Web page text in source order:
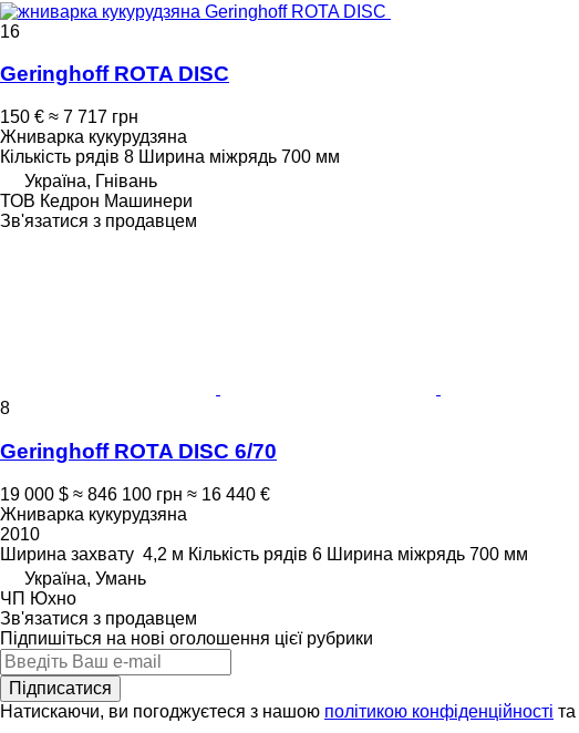
16
Geringhoff ROTA DISC
150 € ≈ 7 717 грн
Жниварка кукурудзяна
Кількість рядів 8 Ширина міжрядь 700 мм
Україна, Гнівань
ТОВ Кедрон Машинери
Зв'язатися з продавцем
8
Geringhoff ROTA DISC 6/70
19 000 $ ≈ 846 100 грн ≈ 16 440 €
Жниварка кукурудзяна
2010
Ширина захвату 4,2 м Кількість рядів 6 Ширина міжрядь 700 мм
Україна, Умань
ЧП Юхно
Зв'язатися з продавцем
Підпишіться на нові оголошення цієї рубрики
Підписатися
Натискаючи, ви погоджуєтеся з нашою політикою конфіденційності та